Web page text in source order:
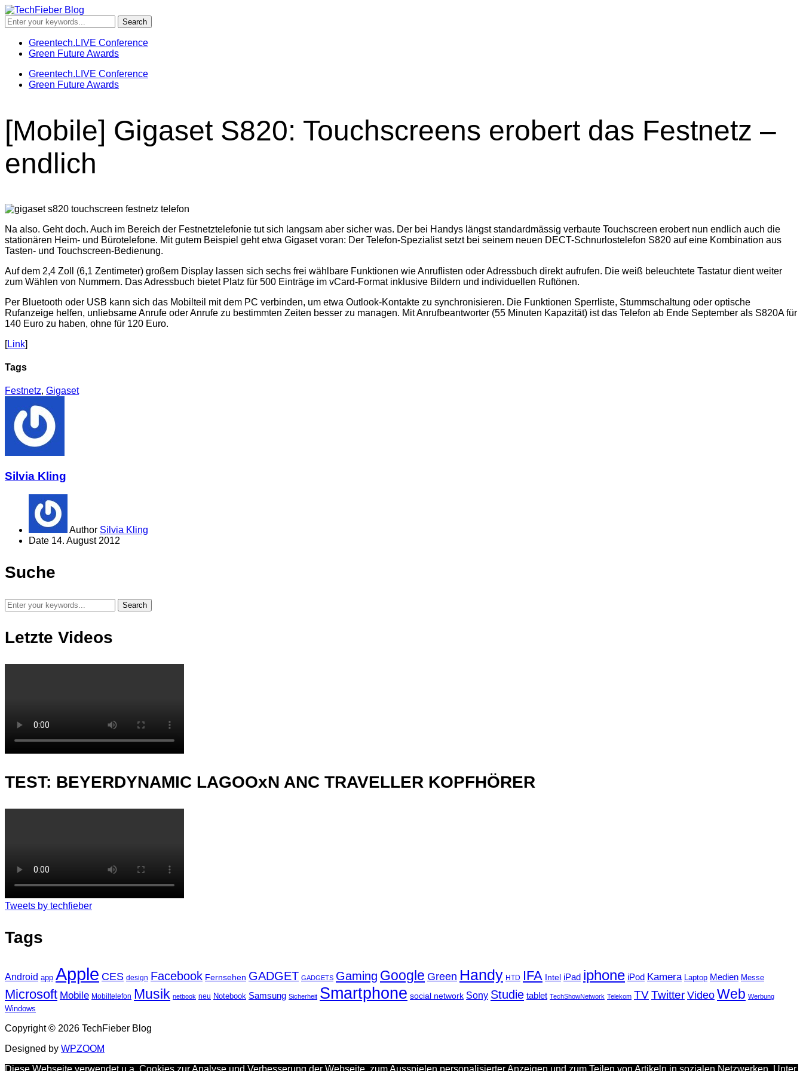
Greentech.LIVE Conference
Green Future Awards
Greentech.LIVE Conference
Green Future Awards
[Mobile] Gigaset S820: Touchscreens erobert das Festnetz –
endlich
Na also. Geht doch. Auch im Bereich der Festnetztelefonie tut sich langsam aber sicher was. Der bei Handys längst standardmässig verbaute Touchscreen erobert nun endlich auch die
stationären Heim- und Bürotelefone. Mit gutem Beispiel geht etwa Gigaset voran: Der Telefon-Spezialist setzt bei seinem neuen DECT-Schnurlostelefon S820 auf eine Kombination aus
Tasten- und Touchscreen-Bedienung.
Auf dem 2,4 Zoll (6,1 Zentimeter) großem Display lassen sich sechs frei wählbare Funktionen wie Anruflisten oder Adressbuch direkt aufrufen. Die weiß beleuchtete Tastatur dient weiter
zum Wählen von Nummern. Das Adressbuch bietet Platz für 500 Einträge im vCard-Format inklusive Bildern und individuellen Ruftönen.
Per Bluetooth oder USB kann sich das Mobilteil mit dem PC verbinden, um etwa Outlook-Kontakte zu synchronisieren. Die Funktionen Sperrliste, Stummschaltung oder optische
Rufanzeige helfen, unliebsame Anrufe oder Anrufe zu bestimmten Zeiten besser zu managen. Mit Anrufbeantworter (55 Minuten Kapazität) ist das Telefon ab Ende September als S820A für
140 Euro zu haben, ohne für 120 Euro.
[Link]
Tags
Festnetz, Gigaset
Silvia Kling
Author Silvia Kling
Date 14. August 2012
Suche
Letzte Videos
TEST: BEYERDYNAMIC LAGOOxN ANC TRAVELLER KOPFHÖRER
Tweets by techfieber
Tags
Android app Apple CES design Facebook Fernsehen GADGET GADGETS Gaming Google Green Handy HTD IFA Intel iPad iphone iPod Kamera Laptop Medien Messe
Microsoft Mobile Mobiltelefon Musik netbook neu Notebook Samsung Sicherheit Smartphone social network Sony Studie tablet TechShowNetwork Telekom TVTwitter Video Web Werbung
Windows
Copyright © 2026 TechFieber Blog
Designed by WPZOOM
Diese Webseite verwendet u.a. Cookies zur Analyse und Verbesserung der Webseite, zum Ausspielen personalisierter Anzeigen und zum Teilen von Artikeln in sozialen Netzwerken. Unter